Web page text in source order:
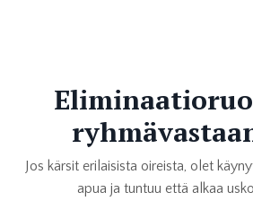
Jos kärsit erilaisista oireista, olet
apua ja tuntuu että alkaa